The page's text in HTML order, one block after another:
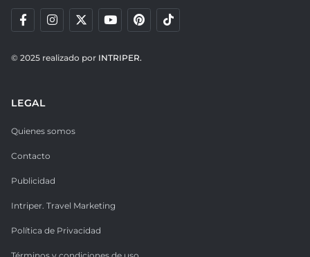
© 2025 realizado por INTRIPER.
LEGAL
Quienes somos
Contacto
Publicidad
Intriper. Travel Marketing
Política de Privacidad